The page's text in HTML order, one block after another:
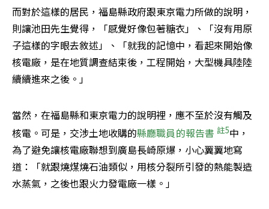
而對於這樣的居民，福島縣政府跟東京電力所做的說明，
則讓池田先生覺得，「感覺好像包著糖衣」、「沒有用原
子這樣的字眼去敘述」、「就我的記憶中，看起來開始像
核電廠，是在地質調查結束後，工程開始，大型機具陸陸
續續進來之後。」
當然，在福島縣和東京電力的說明裡，應不至於沒有觸及
核電。可是，交涉土地收購的縣廳職員的報告書 註5中，
為了避免讓核電廠聯想到廣島長崎原爆，小心翼翼地寫
道：「就跟燒煤燒石油類似，用核分裂所引發的熱能製造
水蒸氣，之後也跟火力發電廠一樣。」